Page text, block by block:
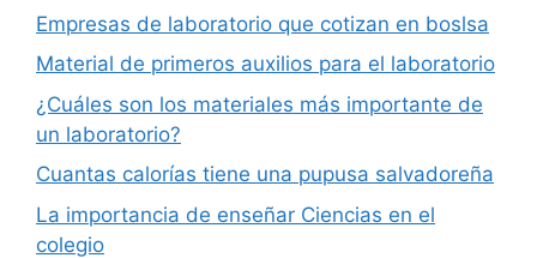
Empresas de laboratorio que cotizan en boslsa
Material de primeros auxilios para el laboratorio
¿Cuáles son los materiales más importante de
un laboratorio?
Cuantas calorías tiene una pupusa salvadoreña
La importancia de enseñar Ciencias en el
colegio